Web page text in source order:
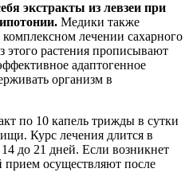
экстракты из левзеи при
Медики также
лечении сахарного
этого растения прописывают
адаптогенное
организм в
по 10 капель трижды в сутки
Курс лечения длится в
до 21 дней. Если возникнет
прием осуществляют после